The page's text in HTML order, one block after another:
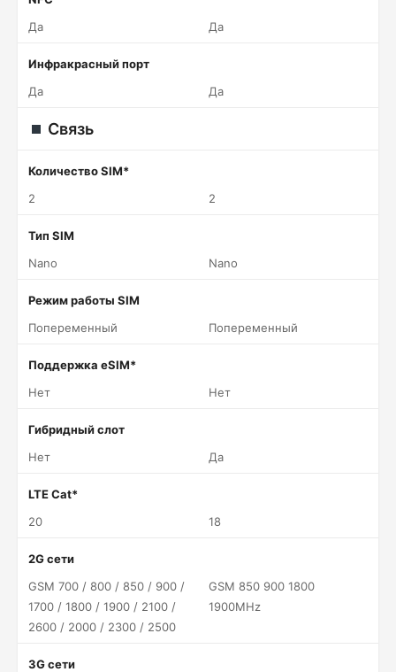
Да
Да
Инфракрасный порт
Да
Да
Связь
Количество SIM*
2
2
Тип SIM
Nano
Nano
Режим работы SIM
Попеременный
Попеременный
Поддержка eSIM*
Нет
Нет
Гибридный слот
Нет
Да
LTE Cat*
20
18
2G сети
GSM 700 / 800 / 850 / 900 /
1700 / 1800 / 1900 / 2100 /
2600 / 2000 / 2300 / 2500
GSM 850 900 1800
1900MHz
3G сети